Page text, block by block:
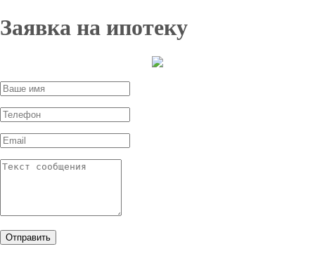
Заявка на ипотеку
Отправить